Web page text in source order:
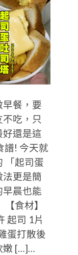
早餐，要
吃，只
還是這
譜! 今天就
「起司蛋
法更是簡
早晨也能
食材】
起司 1片
蛋打散後
嫩 […]…